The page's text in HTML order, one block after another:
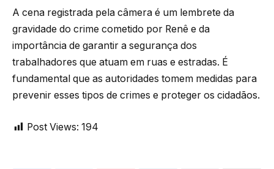
A cena registrada pela câmera é um lembrete da
gravidade do crime cometido por Renê e da
importância de garantir a segurança dos
trabalhadores que atuam em ruas e estradas. É
fundamental que as autoridades tomem medidas para
prevenir esses tipos de crimes e proteger os cidadãos.
Post Views: 194